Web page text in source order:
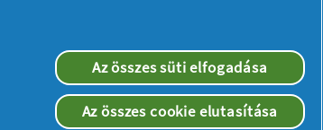
Az összes süti elfogadása
Az összes cookie elutasítása